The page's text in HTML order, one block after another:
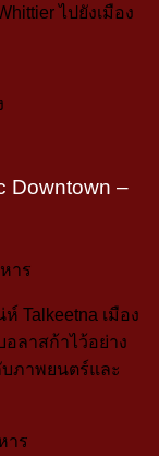
ไปยังเมือง
Downtown –
าร
ห์ Talkeetna เมือง
ลาสก้าไว้อย่าง
ภาพยนตร์และ
าร